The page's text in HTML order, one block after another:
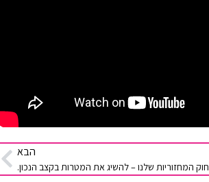
הבא
חוק המחזוריות שלנו – להשיג את המטרות בקצב הנכון.